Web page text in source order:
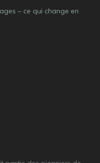
– ce qui change en